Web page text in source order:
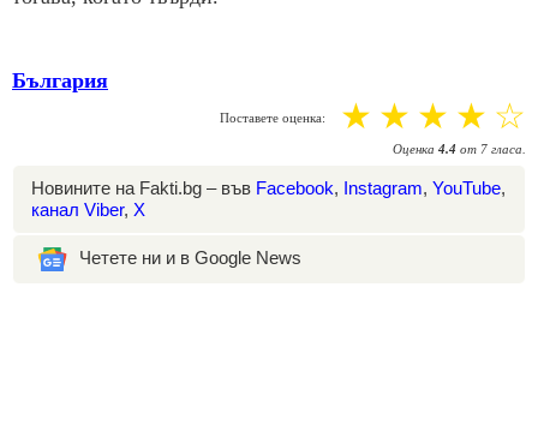
България
Поставете оценка: ☆
☆
☆
☆
☆
Оценка 4.4 от 7 гласа.
Новините на Fakti.bg – във Facebook, Instagram, YouTube,
канал Viber, X
Четете ни и в Google News